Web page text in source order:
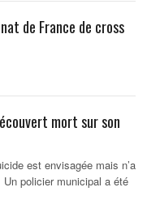
de France de cross
mort sur son
est envisagée mais n’a
Un policier municipal a été